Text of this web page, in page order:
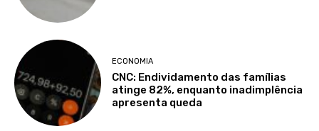
ECONOMIA
CNC: Endividamento das famílias
atinge 82%, enquanto inadimplência
apresenta queda